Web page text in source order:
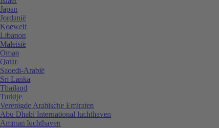
Japan
Jordanië
Koeweit
Libanon
Maleisië
Oman
Qatar
Saoedi-Arabië
Sri Lanka
Thailand
Turkije
Verenigde Arabische Emiraten
Abu Dhabi International luchthaven
Amman luchthaven